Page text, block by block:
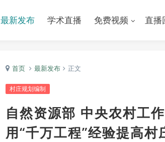
最新发布 学术直播 免费视频 直播
首页 最新发布 正文
村庄规划编制
自然资源部 中央农村工
用“千万工程”经验提高